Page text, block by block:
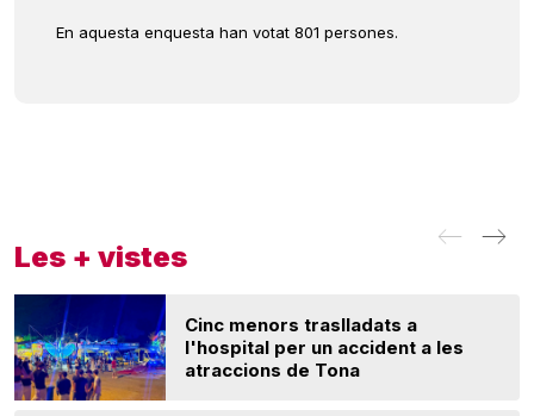
En aquesta enquesta han votat 801 persones.
Les + vistes
Cinc menors traslladats a
l'hospital per un accident a les
atraccions de Tona